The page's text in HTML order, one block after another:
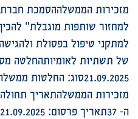
מזכירות הממשלההסמכת
למחזור שותפות מוגבלת"
למתקני טיפול בפסולת